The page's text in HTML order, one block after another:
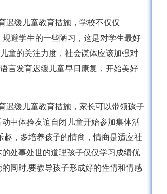
迟缓儿童教育措施，学校不仅仅
避学生的一些陋习，这是对学生最好
童的关注力度，社会谋体应该加强对
言发育迟缓儿童早日康复，开始美好
迟缓儿童教育措施，家长可以带领孩子
中体验友谊自闭儿童开始参加集体活
，多培养孩子的情商，情商是适应社
处事处世的道理孩子仅仅学习成绩优
同时,要教导孩子形成好的性情和情感